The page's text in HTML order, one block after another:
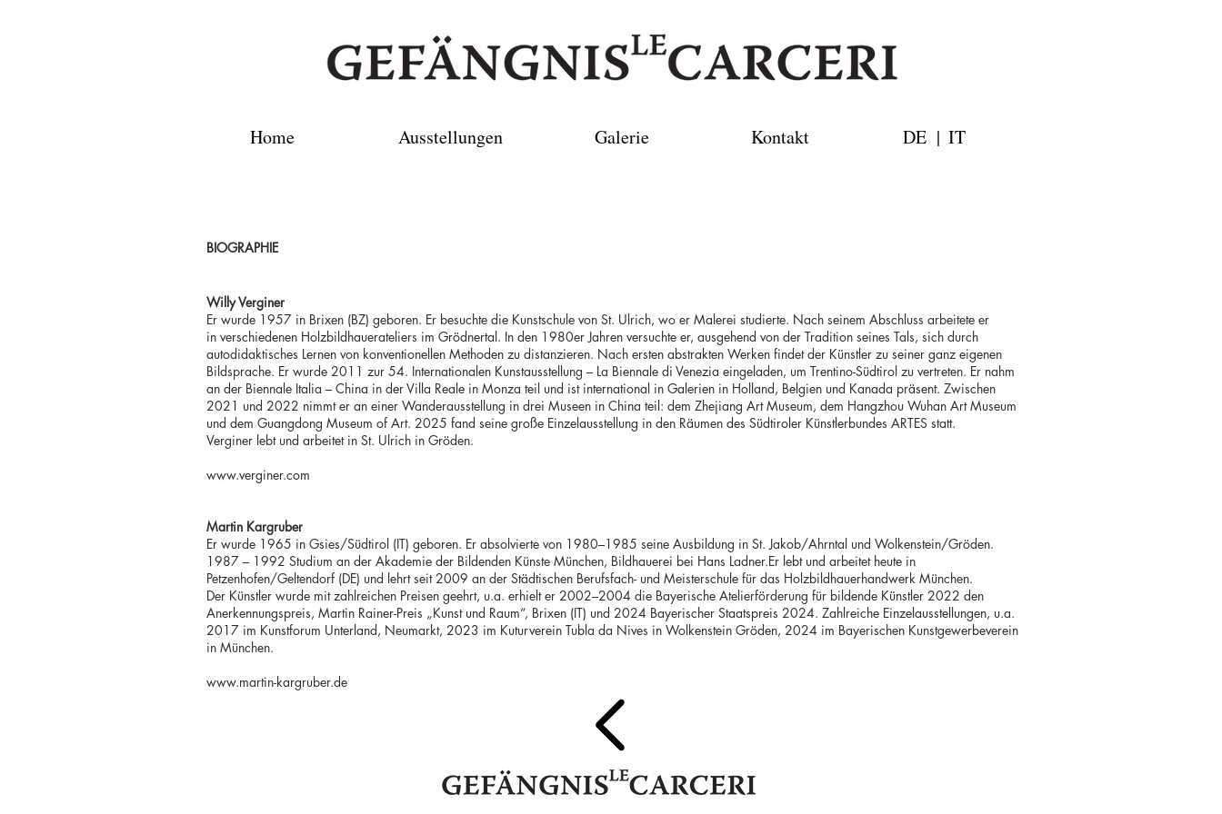
Home Ausstellungen Galerie Kontakt DE | IT
BIOGRAPHIE
Willy Verginer
Er wurde 1957 in Brixen (BZ) geboren. Er besuchte die Kunstschule von St. Ulrich, wo er Malerei studierte. Nach seinem Abschluss arbeitete er
in verschiedenen Holzbildhauerateliers im Grödnertal. In den 1980er Jahren versuchte er, ausgehend von der Tradition seines Tals, sich durch
autodidaktisches Lernen von konventionellen Methoden zu distanzieren. Nach ersten abstrakten Werken findet der Künstler zu seiner ganz eigenen
Bildsprache. Er wurde 2011 zur 54. Internationalen Kunstausstellung – La Biennale di Venezia eingeladen, um Trentino-Südtirol zu vertreten. Er nahm
an der Biennale Italia – China in der Villa Reale in Monza teil und ist international in Galerien in Holland, Belgien und Kanada präsent. Zwischen
2021 und 2022 nimmt er an einer Wanderausstellung in drei Museen in China teil: dem Zhejiang Art Museum, dem Hangzhou Wuhan Art Museum
und dem Guangdong Museum of Art. 2025 fand seine große Einzelausstellung in den Räumen des Südtiroler Künstlerbundes ARTES statt.
Verginer lebt und arbeitet in St. Ulrich in Gröden.
www.verginer.com
Martin Kargruber
Er wurde 1965 in Gsies/Südtirol (IT) geboren. Er absolvierte von 1980–1985 seine Ausbildung in St. Jakob/Ahrntal und Wolkenstein/Gröden.
1987 – 1992 Studium an der Akademie der Bildenden Künste München, Bildhauerei bei Hans Ladner.Er lebt und arbeitet heute in
Petzenhofen/Geltendorf (DE) und lehrt seit 2009 an der Städtischen Berufsfach- und Meisterschule für das Holzbildhauerhandwerk München.
Der Künstler wurde mit zahlreichen Preisen geehrt, u.a. erhielt er 2002–2004 die Bayerische Atelierförderung für bildende Künstler 2022 den
Anerkennungspreis, Martin Rainer-Preis „Kunst und Raum“, Brixen (IT) und 2024 Bayerischer Staatspreis 2024. Zahlreiche Einzelausstellungen, u.a.
2017 im Kunstforum Unterland, Neumarkt, 2023 im Kuturverein Tubla da Nives in Wolkenstein Gröden, 2024 im Bayerischen Kunstgewerbeverein
in München.
www.martin-kargruber.de